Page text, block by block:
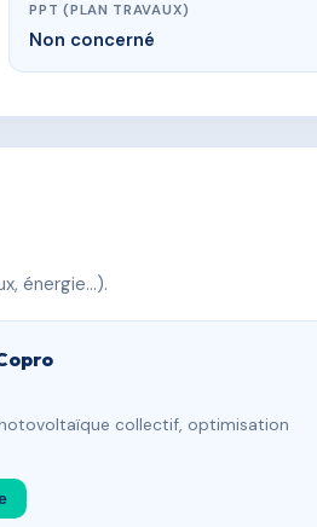
PPT (PLAN TRAVAUX)
Non concerné
énergie…).
collectif, optimisation